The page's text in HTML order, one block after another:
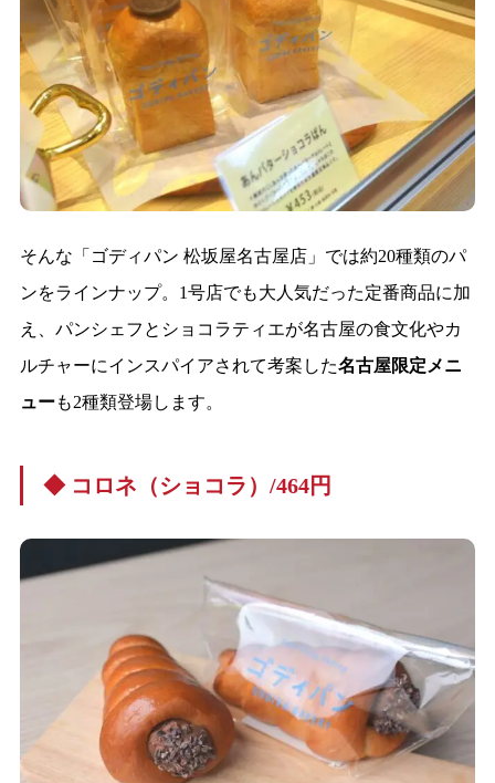
そんな「ゴディパン 松坂屋名古屋店」では約20種類のパ
ンをラインナップ。1号店でも大人気だった定番商品に加
え、パンシェフとショコラティエが名古屋の食文化やカ
ルチャーにインスパイアされて考案した名古屋限定メニ
ューも2種類登場します。
◆ コロネ（ショコラ）/464円